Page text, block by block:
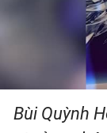
Bùi Quỳnh